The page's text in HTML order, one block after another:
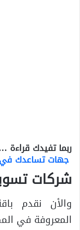
ربما تفيدك قراءة
جهات تساعدك في
شركات
والأن نقدم
المعروفة في